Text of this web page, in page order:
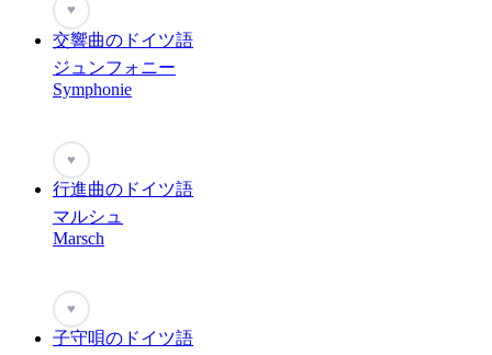
♥
交響曲のドイツ語
ジュンフォニー
Symphonie
♥
行進曲のドイツ語
マルシュ
Marsch
♥
子守唄のドイツ語